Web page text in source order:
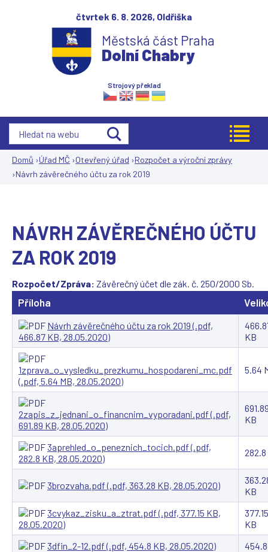
čtvrtek 6. 8. 2026, Oldřiška
Městská část Praha
Dolní Chabry
Strojový překlad
Jste
Domů ›Úřad MČ ›Otevřený úřad ›Rozpočet a výroční zprávy
›Návrh závěrečného účtu za rok 2019
NÁVRH ZÁVĚREČNÉHO ÚČTU
ZA ROK 2019
Rozpočet/Zpráva: Závěrečný účet dle zák. č. 250/2000 Sb.
Příloha
Návrh závěrečného účtu za rok 2019 (.pdf,
466.87 KB, 28.05.2020)
KB
1zprava_o_vysledku_prezkumu_hospodareni_mc.pdf
(.pdf, 5.64 MB, 28.05.2020)
5.64
2zapis_z_jednani_o_financnim_vyporadani.pdf (.pdf,
691.89 KB, 28.05.2020)
KB
3aprehled_o_peneznich_tocich.pdf (.pdf,
282.8 KB, 28.05.2020)
3brozvaha.pdf (.pdf, 363.28 KB, 28.05.2020)
KB
3cvykaz_zisku_a_ztrat.pdf (.pdf, 377.15 KB,
28.05.2020)
377.15
KB
3dfin_2-12.pdf (.pdf, 454.8 KB, 28.05.2020)